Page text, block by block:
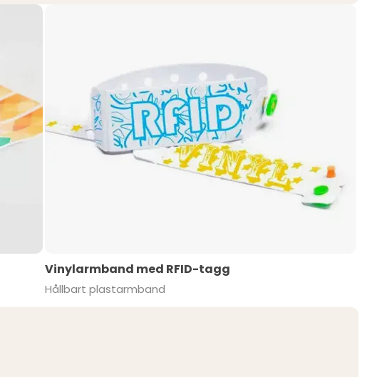
Vinylarmband med RFID-tagg
Hållbart plastarmband